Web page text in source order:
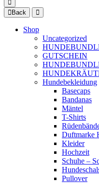
Back
Shop
Uncategorized
GUTSCHEIN
Hundebekleidung
Basecaps
Bandanas
Mäntel
T-Shirts
Duftmarke
Kleider
Hochzeit
Schuhe –
Pullover